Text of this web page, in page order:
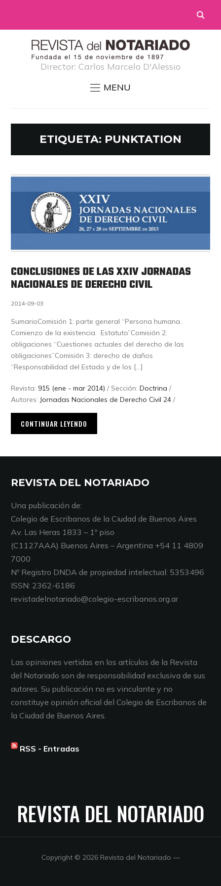
Director: Carlos Marcelo D'Alessio
MENU
ETIQUETA: PUNKTATION
CONCLUSIONES DE LAS XXIV JORNADAS
NACIONALES DE DERECHO CIVIL
2014-09-03
SumarioComisión 1: parte general “Persona humana.
Comienzo de la existencia. Estatuto”Comisión 2:
obligaciones “Cuestiones actuales del derecho de las
obligaciones”Comisión 3: derecho de daños
“Responsabilidad del Estado y de los […]
Revista: 915 (ene - mar 2014) / Sección:Doctrina /
Autores: Jornadas Nacionales de Derecho Civil 24 /
CONTINUAR LEYENDO
REVISTA DEL NOTARIADO
Una publicación de:
Colegio de Escribanos de la Ciudad de Buenos Aires
Av. Las Heras 1833 – 1º piso
(C1127AAA) Buenos Aires – Argentina +54 11 4809
7000
Nº Registro DNDA de propiedad intelectual: 5353496
ISSN: 2362-6186
revistadelnotariado@colegio-escribanos.org.ar
DESCARGO
Las opiniones vertidas en los artículos de la Revista
del Notariado son de responsabilidad exclusiva de sus
autores. Su publicación no es vinculante y no
constituye opinión oficial del Colegio de Escribanos de
la Ciudad de Buenos Aires.
RSS - Entradas
REVISTA DEL NOTARIADO
Copyright © 2026 Revista del Notariado —